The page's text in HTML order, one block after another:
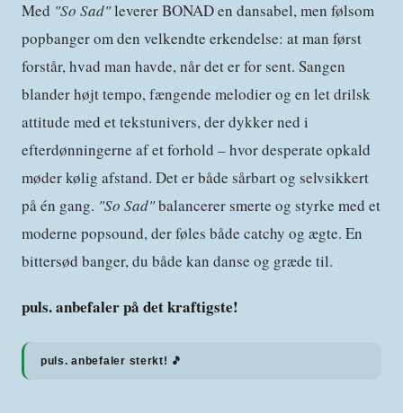
Med "So Sad"leverer BONAD en dansabel, men følsom
popbanger om den velkendte erkendelse: at man først
forstår, hvad man havde, når det er for sent. Sangen
blander højt tempo, fængende melodier og en let drilsk
attitude med et tekstunivers, der dykker ned i
efterdønningerne af et forhold – hvor desperate opkald
møder kølig afstand. Det er både sårbart og selvsikkert
på én gang. "So Sad"balancerer smerte og styrke med et
moderne popsound, der føles både catchy og ægte. En
bittersød banger, du både kan danse og græde til.
puls. anbefaler på det kraftigste!
puls. anbefaler sterkt! 🎵